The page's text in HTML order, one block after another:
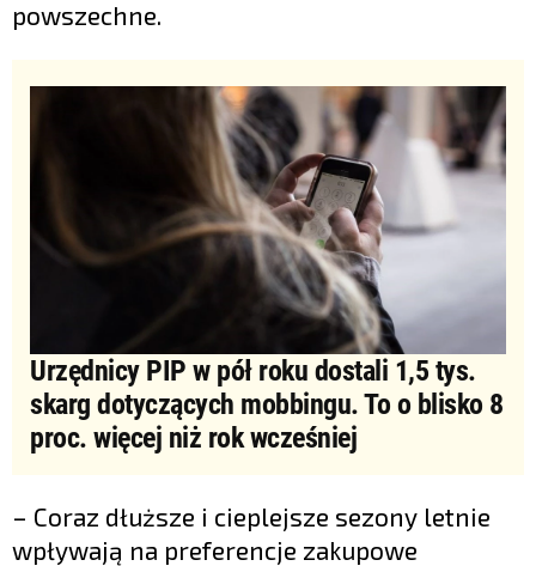
powszechne.
Urzędnicy PIP w pół roku dostali 1,5 tys.
skarg dotyczących mobbingu. To o blisko 8
proc. więcej niż rok wcześniej
– Coraz dłuższe i cieplejsze sezony letnie
wpływają na preferencje zakupowe